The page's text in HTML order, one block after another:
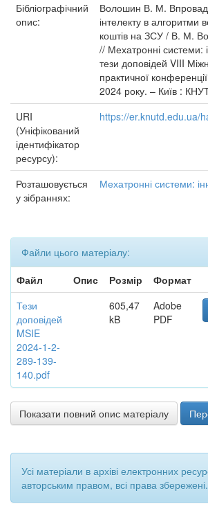
Бібліографічний
опис:
Волошин В. М.
інтелекту в
коштів на ЗСУ / В. М.
// Мехатронні системи:
тези доповідей VIII
практичної
2024 року. – Київ :
URI
(Уніфікований
ідентифікатор
ресурсу):
https://er.knutd.edu.ua/
Розташовується
у зібраннях:
Мехатронні системи:
Файли цього матеріалу:
Файл
Опис Розмір
Формат
Тези
доповідей
MSIE
2024-1-2-
289-139-
140.pdf
605,47
kB
Adobe
PDF
Показати повний опис матеріалу
Усі матеріали в архіві електронних
авторським правом, всі права збережені.